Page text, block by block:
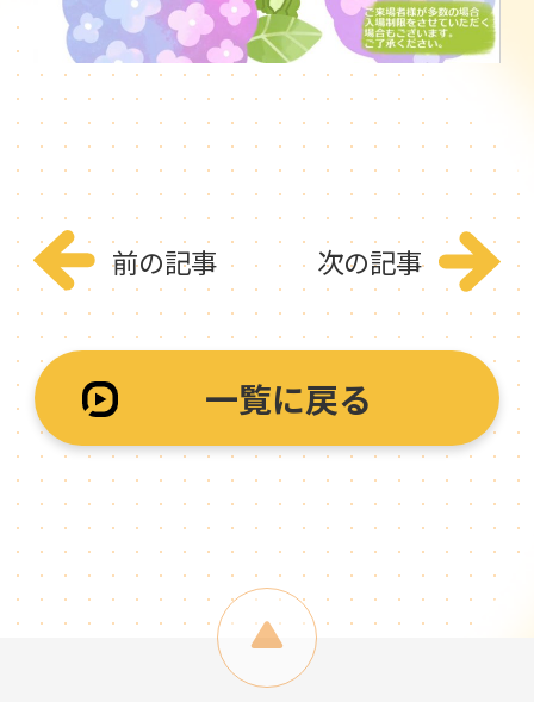
前の記事
一覧に戻る
次の記事